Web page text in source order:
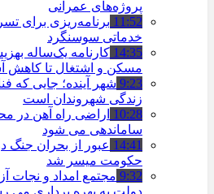
پروژه‌های عمرانی
11:52 برنامه‌ریزی برای
خدماتی سوسنگرد
14:35 کارنامه یک‌ساله
مسکن و اشتغال تا کاهش
9:23 شهر آینده؛ جایی که
زندگی شهروندان است
10:28 اراضی راه آهن در
ساماندهی می شود
14:41 عبور از بحران جنگ
حکومت میسر شد
9:32 مجتمع امداد و نجات
دولت به بهره ‌برداری می‌